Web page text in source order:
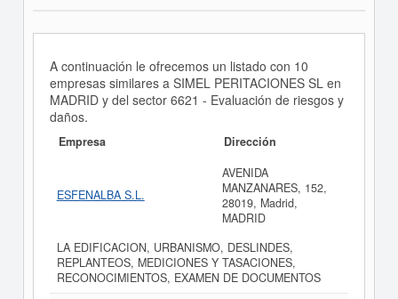
A continuación le ofrecemos un listado con 10
empresas similares a SIMEL PERITACIONES SL en
MADRID y del sector 6621 - Evaluación de riesgos y
daños.
Empresa Dirección
ESFENALBA S.L.
AVENIDA
MANZANARES, 152,
28019, Madrid,
MADRID
LA EDIFICACION, URBANISMO, DESLINDES,
REPLANTEOS, MEDICIONES Y TASACIONES,
RECONOCIMIENTOS, EXAMEN DE DOCUMENTOS